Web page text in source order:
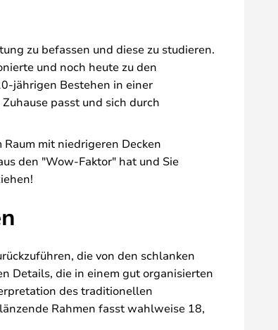
zu befassen und diese zu studieren.
und noch heute zu den
jährigen Bestehen in einer
passt und sich durch
mit niedrigeren Decken
den "Wow-Faktor" hat und Sie
die von den schlanken
Details, die in einem gut organisierten
des traditionellen
Rahmen fasst wahlweise 18,